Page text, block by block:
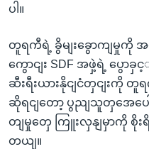
ပါ။
တူရကီရဲ့ ခွိမျးခွောကျမှုကို အ
ကွောငျး SDF အဖှဲ့ရဲ့ ပွောခှင့
ဆီးရီးယားနိုငျငံတှငျးကို
ဆိုရငျတော့ ပွညျသူတှအေ
တျမှုတှေ ကြူးလှနျမှာကို စိုး
တယျ။